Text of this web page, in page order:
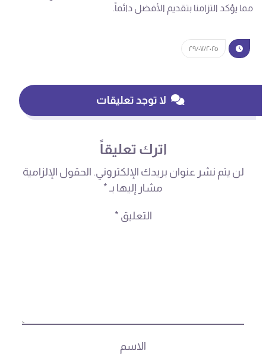
مما يؤكد التزامنا بتقديم الأفضل دائماً.
٢٩/٠٧/٢٠٢٥
لا توجد تعليقات
اترك تعليقاً
لن يتم نشر عنوان بريدك الإلكتروني. الحقول الإلزامية
مشار إليها بـ *
التعليق *
الاسم